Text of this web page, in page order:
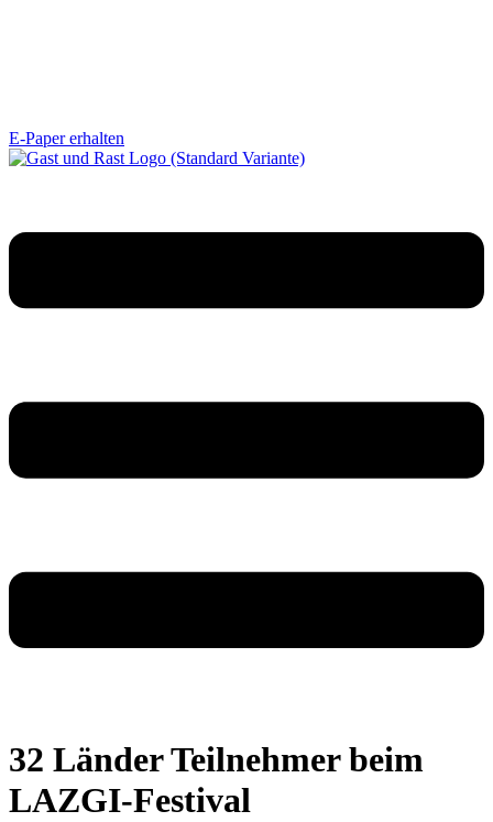
E-Paper erhalten
32 Länder Teilnehmer beim
LAZGI-Festival